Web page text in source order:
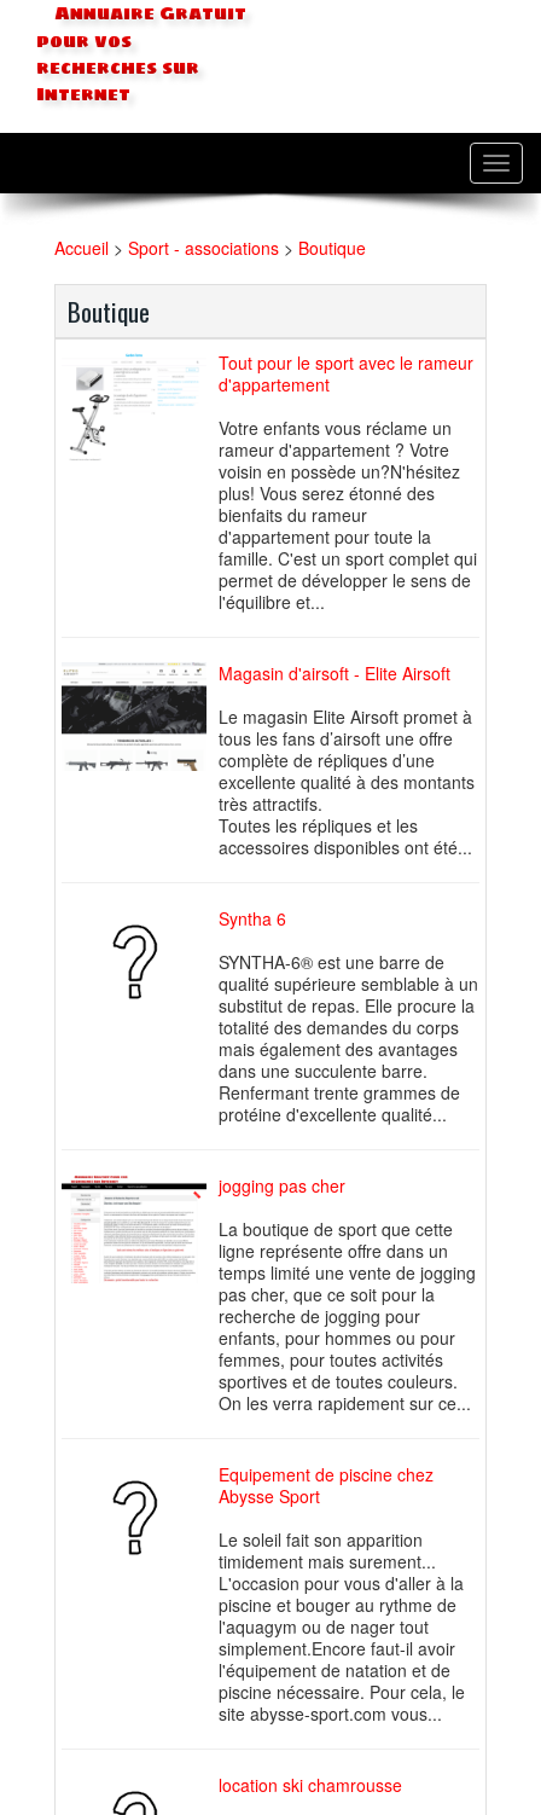
Annuaire Gratuit
pour vos
recherches sur
Internet
Accueil > Sport - associations > Boutique
Boutique
Tout pour le sport avec le rameur
d'appartement
Votre enfants vous réclame un
rameur d'appartement ? Votre
voisin en possède un?N'hésitez
plus! Vous serez étonné des
bienfaits du rameur
d'appartement pour toute la
famille. C'est un sport complet qui
permet de développer le sens de
l'équilibre et...
Magasin d'airsoft - Elite Airsoft
Le magasin Elite Airsoft promet à
tous les fans d’airsoft une offre
complète de répliques d’une
excellente qualité à des montants
très attractifs.
Toutes les répliques et les
accessoires disponibles ont été...
Syntha 6
SYNTHA-6® est une barre de
qualité supérieure semblable à un
substitut de repas. Elle procure la
totalité des demandes du corps
mais également des avantages
dans une succulente barre.
Renfermant trente grammes de
protéine d'excellente qualité...
jogging pas cher
La boutique de sport que cette
ligne représente offre dans un
temps limité une vente de jogging
pas cher, que ce soit pour la
recherche de jogging pour
enfants, pour hommes ou pour
femmes, pour toutes activités
sportives et de toutes couleurs.
On les verra rapidement sur ce...
Equipement de piscine chez
Abysse Sport
Le soleil fait son apparition
timidement mais surement...
L'occasion pour vous d'aller à la
piscine et bouger au rythme de
l'aquagym ou de nager tout
simplement.Encore faut-il avoir
l'équipement de natation et de
piscine nécessaire. Pour cela, le
site abysse-sport.com vous...
location ski chamrousse